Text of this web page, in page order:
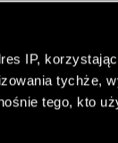
IP,
tychże,
tego, kto